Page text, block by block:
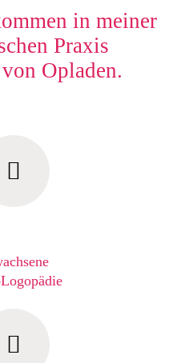
in meiner
Praxis
Opladen.